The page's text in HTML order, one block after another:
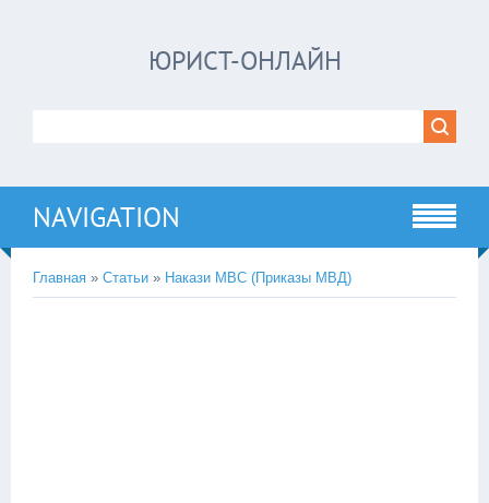
ЮРИСТ-ОНЛАЙН
NAVIGATION
Главная » Статьи » Накази МВС (Приказы МВД)